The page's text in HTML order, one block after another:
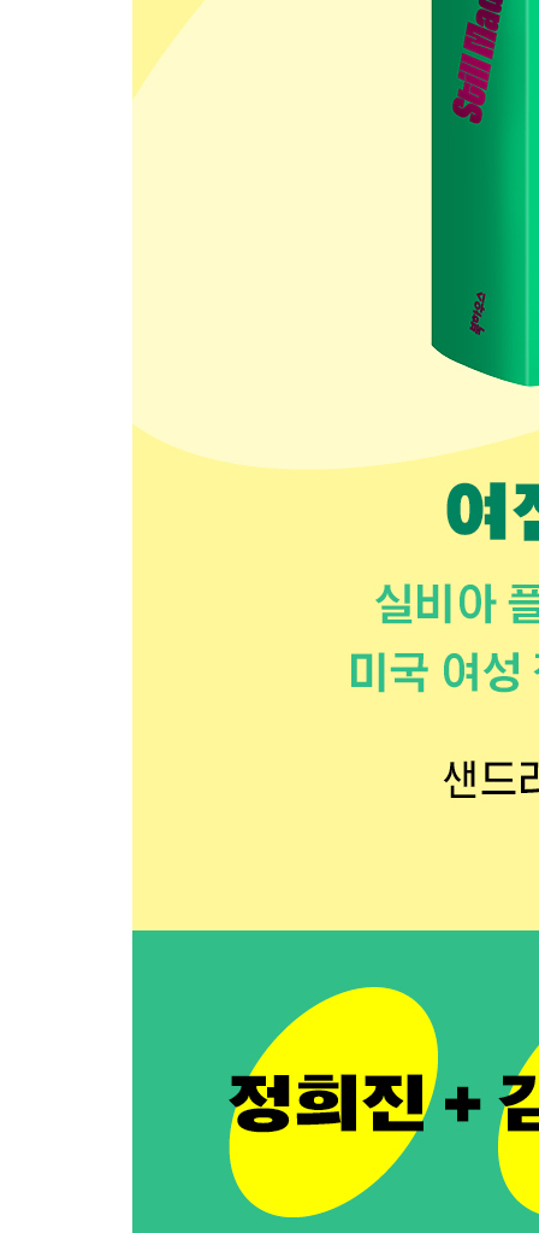
10장 구세대와 신세대
뉴 밀레니엄 │ 앨리슨 벡델의 문학적 계보 │ 『당
이브 엔슬러의 V-데이 │ 트랜스젠더의 가시화: 수
찾아보기